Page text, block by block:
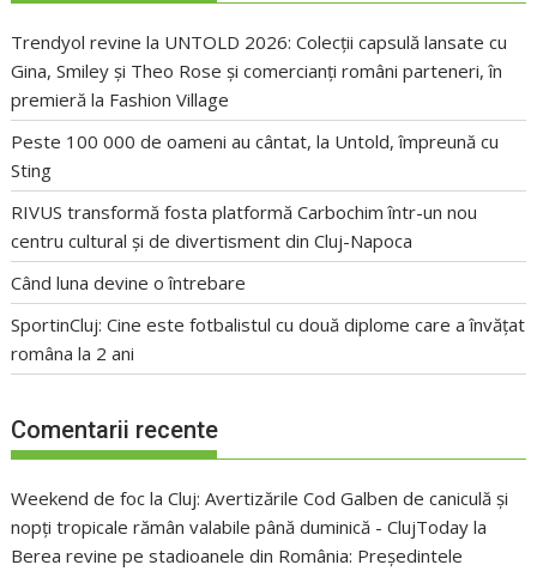
Trendyol revine la UNTOLD 2026: Colecții capsulă lansate cu
Gina, Smiley și Theo Rose și comercianți români parteneri, în
premieră la Fashion Village
Peste 100 000 de oameni au cântat, la Untold, împreună cu
Sting
RIVUS transformă fosta platformă Carbochim într-un nou
centru cultural și de divertisment din Cluj-Napoca
Când luna devine o întrebare
SportinCluj: Cine este fotbalistul cu două diplome care a învățat
româna la 2 ani
Comentarii recente
Weekend de foc la Cluj: Avertizările Cod Galben de caniculă și
nopți tropicale rămân valabile până duminică - ClujToday la
Berea revine pe stadioanele din România: Președintele